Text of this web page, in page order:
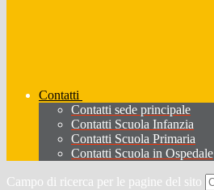
Contatti
Contatti sede principale
Contatti Scuola Infanzia
Contatti Scuola Primaria
Contatti Scuola in Ospedale
Campo di ricerca per le pagine del sito